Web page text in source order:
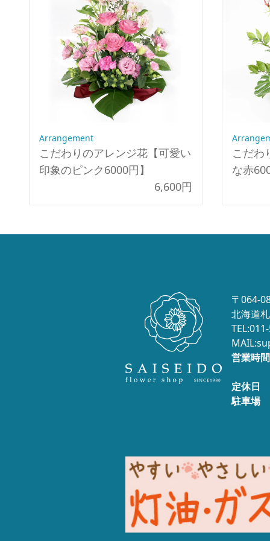
Arrangement
こだわりのアレンジ花【可愛い
印象のピンク6000円】
6,600円
こだわ
な赤
〒064-
北海道
営業時間
定休日
駐車場